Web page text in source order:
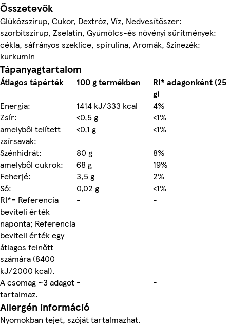
Összetevők
Glükózszirup, Cukor, Dextróz, Víz, Nedvesítőszer:
szorbitszirup, Zselatin, Gyümölcs-és növényi sűrítmények:
cékla, sáfrányos szeklice, spirulina, Aromák, Színezék:
kurkumin
Tápanyagtartalom
Átlagos tápérték 100 g termékben
RI* adagonként (25
g)
Energia:
1414 kJ/333 kcal
4%
Zsír:
<0,5 g
<1%
amelyből telített
zsírsavak:
<0,1 g
<1%
Szénhidrát:
80 g
8%
amelyből cukrok:
68 g
19%
Feherjé:
3,5 g
2%
Só:
0,02 g
<1%
RI*= Referencia
beviteli érték
naponta; Referencia
beviteli érték egy
átlagos felnőtt
számára (8400
kJ/2000 kcal).
- -
A csomag ~3 adagot
tartalmaz.
- -
Allergén információ
Nyomokban tejet, szóját tartalmazhat.